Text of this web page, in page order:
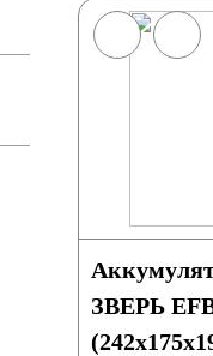
автомобилей
автомобилей
ЗВЕРЬ